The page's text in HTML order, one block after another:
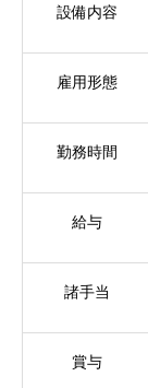
設備内容
雇用形態
勤務時間
給与
諸手当
賞与